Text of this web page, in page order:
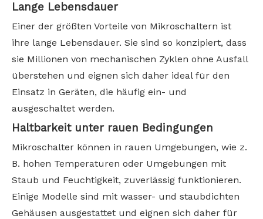
Lange Lebensdauer
Einer der größten Vorteile von Mikroschaltern ist
ihre lange Lebensdauer. Sie sind so konzipiert, dass
sie Millionen von mechanischen Zyklen ohne Ausfall
überstehen und eignen sich daher ideal für den
Einsatz in Geräten, die häufig ein- und
ausgeschaltet werden.
Haltbarkeit unter rauen Bedingungen
Mikroschalter können in rauen Umgebungen, wie z.
B. hohen Temperaturen oder Umgebungen mit
Staub und Feuchtigkeit, zuverlässig funktionieren.
Einige Modelle sind mit wasser- und staubdichten
Gehäusen ausgestattet und eignen sich daher für